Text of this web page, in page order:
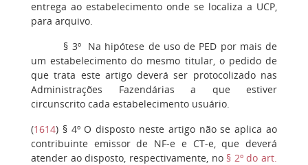
entrega ao estabelecimento onde se localiza a UCP,
para arquivo.
§ 3º Na hipótese de uso de PED por mais de
um estabelecimento do mesmo titular, o pedido de
que trata este artigo deverá ser protocolizado nas
Administrações Fazendárias a que estiver
circunscrito cada estabelecimento usuário.
(1614) § 4ºO disposto neste artigo não se aplica ao
contribuinte emissor de NF-e e CT-e, que deverá
atender ao disposto, respectivamente, no § 2º do art.